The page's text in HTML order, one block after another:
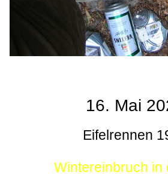
16. Mai
Eifelrennen
Wintereinbruch in